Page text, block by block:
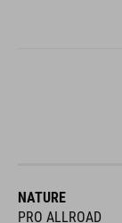
NATURE
PRO ALLROAD